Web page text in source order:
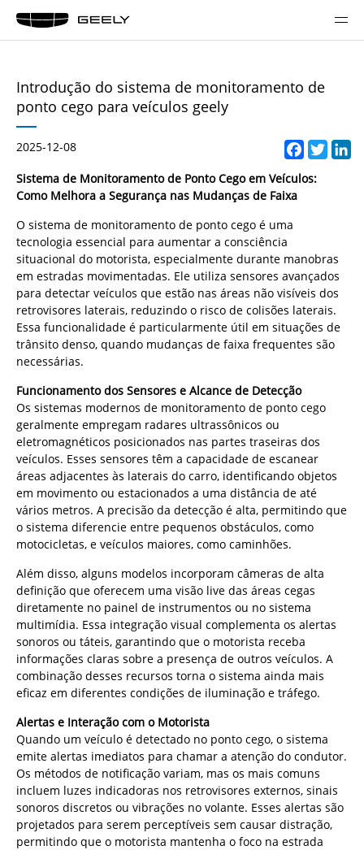
Introdução do sistema de monitoramento de
ponto cego para veículos geely
2025-12-08
Sistema de Monitoramento de Ponto Cego em Veículos:
Como Melhora a Segurança nas Mudanças de Faixa
O sistema de monitoramento de ponto cego é uma
tecnologia essencial para aumentar a consciência
situacional do motorista, especialmente durante manobras
em estradas movimentadas. Ele utiliza sensores avançados
para detectar veículos que estão nas áreas não visíveis dos
retrovisores laterais, reduzindo o risco de colisões laterais.
Essa funcionalidade é particularmente útil em situações de
trânsito denso, quando mudanças de faixa frequentes são
necessárias.
Funcionamento dos Sensores e Alcance de Detecção
Os sistemas modernos de monitoramento de ponto cego
geralmente empregam radares ultrassônicos ou
eletromagnéticos posicionados nas partes traseiras dos
veículos. Esses sensores têm a capacidade de escanear
áreas adjacentes às laterais do carro, identificando objetos
em movimento ou estacionados a uma distância de até
vários metros. A precisão da detecção é alta, permitindo que
o sistema diferencie entre pequenos obstáculos, como
motocicletas, e veículos maiores, como caminhões.
Além disso, alguns modelos incorporam câmeras de alta
definição que oferecem uma visão live das áreas cegas
diretamente no painel de instrumentos ou no sistema
multimídia. Essa integração visual complementa os alertas
sonoros ou táteis, garantindo que o motorista receba
informações claras sobre a presença de outros veículos. A
combinação desses recursos torna o sistema ainda mais
eficaz em diferentes condições de iluminação e tráfego.
Alertas e Interação com o Motorista
Quando um veículo é detectado no ponto cego, o sistema
emite alertas imediatos para chamar a atenção do condutor.
Os métodos de notificação variam, mas os mais comuns
incluem luzes indicadoras nos retrovisores externos, sinais
sonoros discretos ou vibrações no volante. Esses alertas são
projetados para serem perceptíveis sem causar distração,
permitindo que o motorista mantenha o foco na estrada